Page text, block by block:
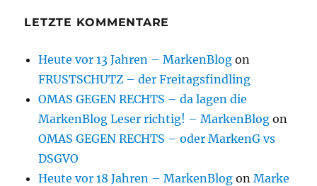
LETZTE KOMMENTARE
Heute vor 13 Jahren – MarkenBlog on
FRUSTSCHUTZ – der Freitagsfindling
OMAS GEGEN RECHTS – da lagen die
MarkenBlog Leser richtig! – MarkenBlog on
OMAS GEGEN RECHTS – oder MarkenG vs
DSGVO
Heute vor 18 Jahren – MarkenBlog onMarke